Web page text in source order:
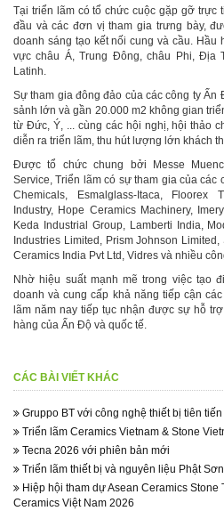
Tại triển lãm có tổ chức cuộc gặp gỡ
đầu và các đơn vị tham gia trưng bày,
doanh sáng tạo kết nối cung và cầu.
vực châu Á, Trung Đông, châu Phi, Địa
Latinh.
Sự tham gia đông đảo của các công ty
sảnh lớn và gần 20.000 m2 không gian
từ Đức, Ý, ... cùng các hội nghị, hội thảo
diễn ra triển lãm, thu hút lượng lớn khách
Được tổ chức chung bởi Messe
Service, Triển lãm có sự tham gia của
Chemicals, Esmalglass-Itaca, Floorex
Industry, Hope Ceramics Machinery,
Keda Industrial Group, Lamberti India,
Industries Limited, Prism Johnson
Ceramics India Pvt Ltd, Vidres và nhiều
Nhờ hiệu suất mạnh mẽ trong việc tạo
doanh và cung cấp khả năng tiếp cận
lãm năm nay tiếp tục nhận được sự hỗ
hàng của Ấn Độ và quốc tế.
CÁC BÀI VIẾT KHÁC
Gruppo BT với công nghệ thiết bị tiên
Triển lãm Ceramics Vietnam & Stone
Tecna 2026 với phiên bản mới
Triển lãm thiết bị và nguyên liệu Phật
Hiệp hội tham dự Asean Ceramics Stone
Ceramics Việt Nam 2026